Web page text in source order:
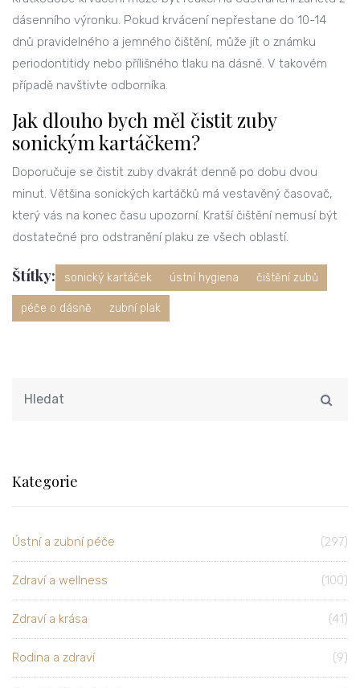
dásenního výronku. Pokud krvácení nepřestane do 10-14
dnů pravidelného a jemného čištění, může jít o známku
periodontitidy nebo přílišného tlaku na dásně. V takovém
případě navštivte odborníka.
Jak dlouho bych měl čistit zuby
sonickým kartáčkem?
Doporučuje se čistit zuby dvakrát denně po dobu dvou
minut. Většina sonických kartáčků má vestavěný časovač,
který vás na konec času upozorní. Kratší čištění nemusí být
dostatečné pro odstranění plaku ze všech oblastí.
Štítky: sonický kartáček ústní hygiena čištění zubů
péče o dásně zubní plak
Kategorie
Ústní a zubní péče (297)
Zdraví a wellness (100)
Zdraví a krása (41)
Rodina a zdraví (9)